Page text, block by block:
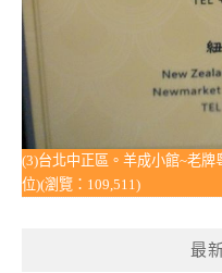
(3)台北中正區。羊成小館~老
位)(瀏覽：109,511)
最